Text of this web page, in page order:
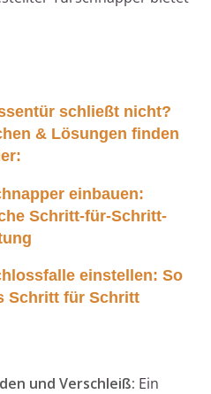
schließt nicht?
& Lösungen finden
einbauen:
Schritt-für-Schritt-
einstellen: So
Schritt für Schritt
und Verschleiß: Ein